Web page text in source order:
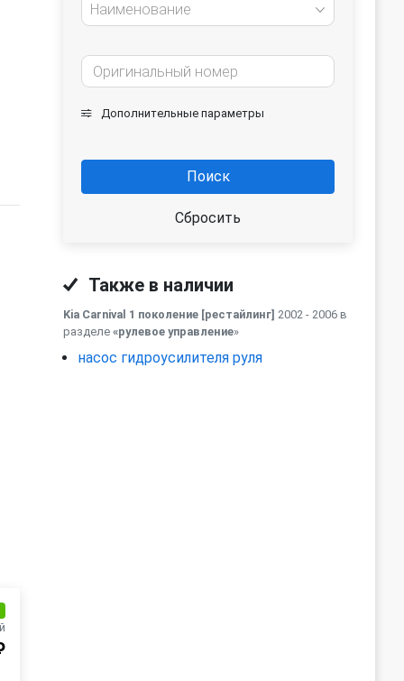
Наименование
Дополнительные параметры
Поиск
Сбросить
Также в наличии
Kia Carnival 1 поколение [рестайлинг] 2002 - 2006 в
разделе «рулевое управление»
насос гидроусилителя руля